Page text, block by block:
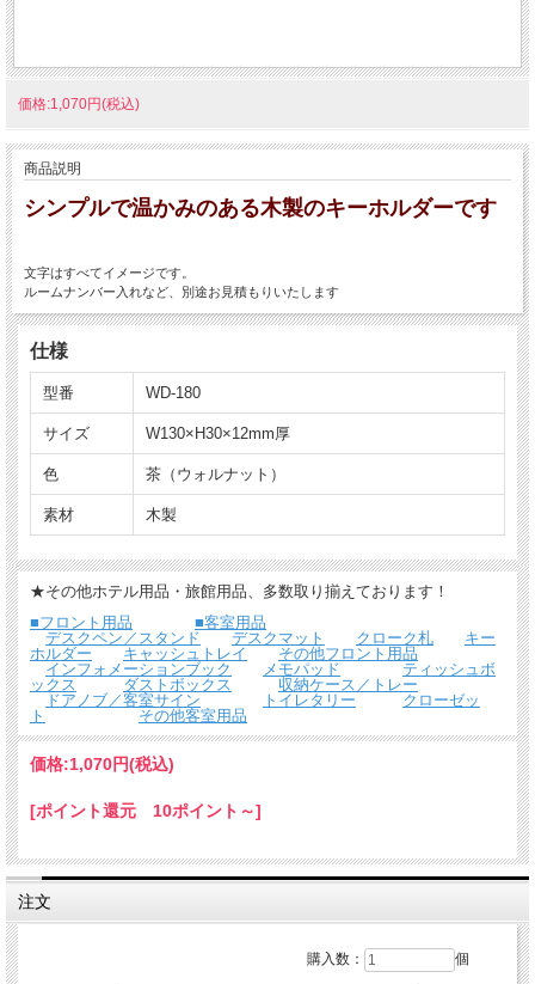
価格:1,070円(税込)
商品説明
シンプルで温かみのある木製のキーホルダーです
文字はすべてイメージです。
ルームナンバー入れなど、別途お見積もりいたします
仕様
型番 WD-180
サイズ W130×H30×12mm厚
色 茶（ウォルナット）
素材 木製
★その他ホテル用品・旅館用品、多数取り揃えております！
■フロント用品
■客室用品
デスクペン／スタンド
デスクマット クローク札
キー
ホルダー
キャッシュトレイ
その他フロント用品
インフォメーションブック
メモパッド
ティッシュボ
ックス
ダストボックス
収納ケース／トレー
ドアノブ／客室サイン
トイレタリー
クローゼッ
ト
その他客室用品
価格:1,070円(税込)
[ポイント還元 10ポイント～]
注文
購入数： 個